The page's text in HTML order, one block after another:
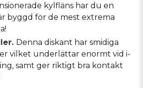
kylfläns har du en
byggd för de mest extrema
Denna diskant har smidiga
vilket underlättar enormt vid i-
samt ger riktigt bra kontakt